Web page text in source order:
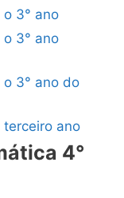
3° ano
3° ano
3° ano do
ano
4°